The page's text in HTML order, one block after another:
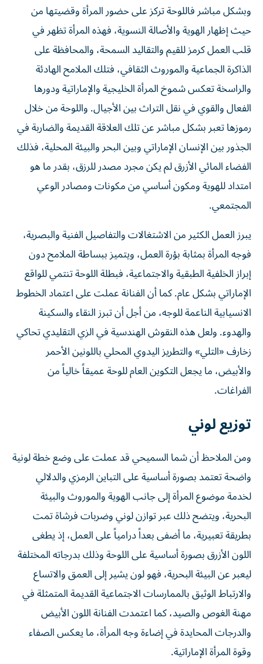
وبشكل مباشر فاللوحة تركز على حضور المرأة وقضيتها من
حيث إظهار الهوية والأصالة النسوية، فهذه المرأة تظهر في
قلب العمل كرمز للقيم والتقاليد السمحة، والمحافظة على
الذاكرة الجماعية والموروث الثقافي، فتلك الملامح الهادئة
والراسخة تعكس شموخ المرأة الخليجية والإماراتية ودورها
الفعال والقوي في نقل التراث بين الأجيال. واللوحة من خلال
رموزها تعبر بشكل مباشر عن تلك العلاقة القديمة والضاربة في
الجذور بين الإنسان الإماراتي وبين البحر والبيئة المحلية، فذلك
الفضاء المائي الأزرق لم يكن مجرد مصدر للرزق، بقدر ما هو
امتداد للهوية ومكون أساسي من مكونات ومصادر الوعي
المجتمعي.
يبرز العمل الكثير من الاشتغالات والتفاصيل الفنية والبصرية،
فوجه المرأة بمثابة بؤرة العمل، ويتميز ببساطة الملامح دون
إبراز الخلفية الطبقية والاجتماعية، فبطلة اللوحة تنتمي للواقع
الإماراتي بشكل عام. كما أن الفنانة عملت على اعتماد الخطوط
الانسيابية الناعمة للوجه، من أجل أن تبرز النقاء والسكينة
والهدوء. ولعل هذه النقوش الهندسية في الزي التقليدي تحاكي
زخارف «التلي» والتطريز اليدوي المحلي باللونين الأحمر
والأبيض، ما يجعل التكوين العام للوحة عميقاً خالياً من
الفراغات.
توزيع لوني
ومن الملاحظ أن شما السميحي قد عملت على وضع خطة لونية
واضحة تعتمد بصورة أساسية على التباين الرمزي والدلالي
لخدمة موضوع المرأة إلى جانب الهوية والموروث والبيئة
البحرية، ويتضح ذلك عبر توازن لوني وضربات فرشاة تمت
بطريقة تعبيرية، ما أضفى بعداً درامياً على العمل، إذ يطغى
اللون الأزرق بصورة أساسية على اللوحة وذلك بدرجاته المختلفة
ليعبر عن البيئة البحرية، فهو لون يشير إلى العمق والاتساع
والارتباط الوثيق بالممارسات الاجتماعية القديمة المتمثلة في
مهنة الغوص والصيد، كما اعتمدت الفنانة اللون الأبيض
والدرجات المحايدة في إضاءة وجه المرأة، ما يعكس الصفاء
وقوة المرأة الإماراتية.